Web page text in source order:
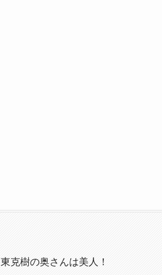
東克樹の奥さんは美人！